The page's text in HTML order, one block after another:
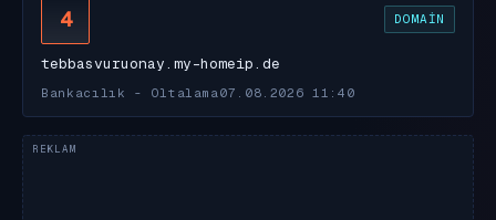
4 DOMAIN
tebbasvuruonay.my-homeip.de
Bankacılık - Oltalama 07.08.2026 11:40